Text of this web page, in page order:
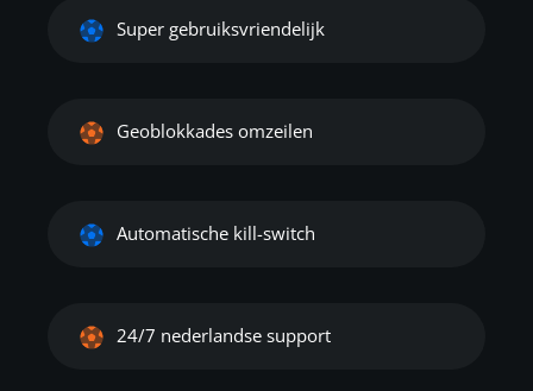
Super gebruiksvriendelijk
Geoblokkades omzeilen
Automatische kill-switch
24/7 nederlandse support